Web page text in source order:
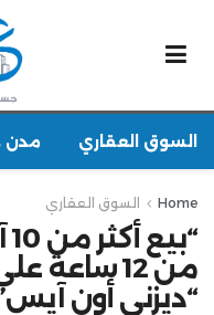
السوق العقاري مدن
Home السوق العقاري
من 12
“ديزني أون